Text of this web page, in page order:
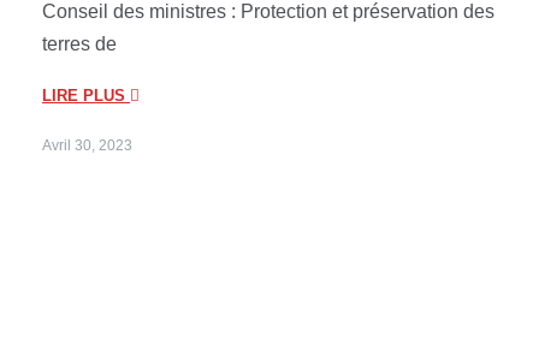
Conseil des ministres : Protection et préservation des
terres de
LIRE PLUS
Avril 30, 2023